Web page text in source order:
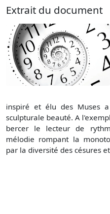
Extrait du document
inspiré et élu des Muses
sculpturale beauté. A
bercer le lecteur de
mélodie rompant la
par la diversité des césures